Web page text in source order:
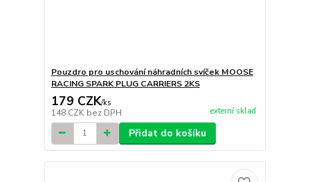
Pouzdro pro uschování náhradních svíček MOOSE
RACING SPARK PLUG CARRIERS 2KS
179 CZK/ks
148 CZK bez DPH externí sklad
Přidat do košíku